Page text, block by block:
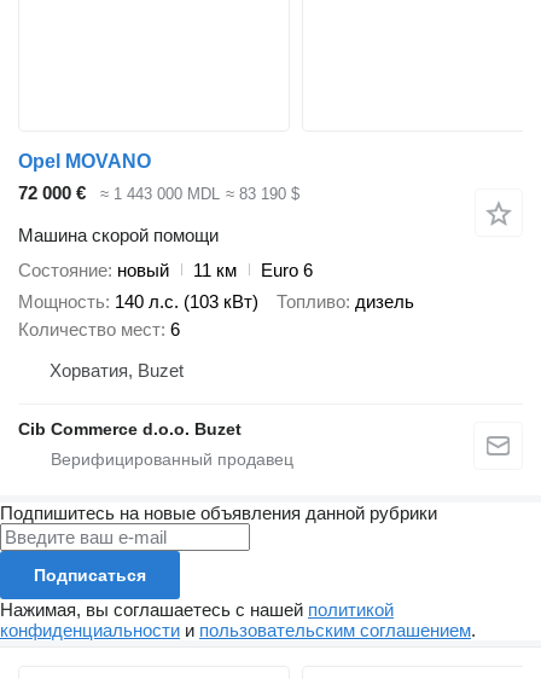
Opel MOVANO
72 000 €
≈ 1 443 000 MDL ≈ 83 190 $
Машина скорой помощи
Состояние новый 11 км
Euro 6
Мощность 140 л.с. (103 кВт) Топливо дизель
Количество мест 6
Хорватия, Buzet
Cib Commerce d.o.o. Buzet
Подпишитесь на новые объявления данной рубрики
Подписаться
Нажимая, вы соглашаетесь с нашей политикой
конфиденциальности и пользовательским соглашением.